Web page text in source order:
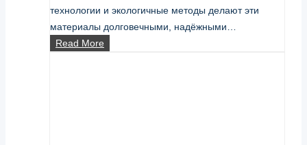
технологии и экологичные методы делают эти
материалы долговечными, надёжными…
Read More